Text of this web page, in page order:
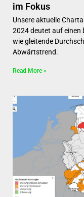
im Fokus
Unsere aktuelle
2024 deutet auf einen
wie gleitende
Abwärtstrend.
Read More »